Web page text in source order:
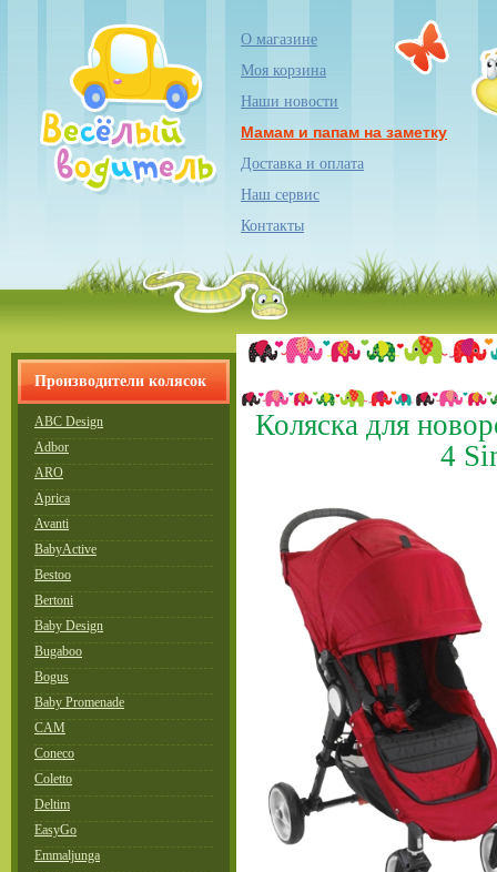
О магазине
Моя корзина
Наши новости
Мамам и папам на заметку
Доставка и оплата
Наш сервис
Контакты
Производители колясок
ABC Design
Adbor
ARO
Aprica
Avanti
BabyActive
Bestoo
Bertoni
Baby Design
Bugaboo
Bogus
Baby Promenade
CAM
Coneco
Coletto
Deltim
EasyGo
Emmaljunga
Коляска для
4